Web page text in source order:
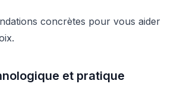
concrètes pour vous aider
et pratique